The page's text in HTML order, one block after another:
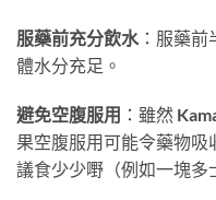
服藥前充分飲水 ：服藥
體水分充足。
避免空腹服用 ：雖然
果空腹服用可能令藥物
議食少少嘢（例如一塊多